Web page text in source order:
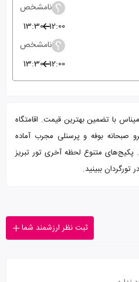
نامشخص
12:00
13:30
نامشخص
12:00
13:30
با تضمین بهترین قیمت. اقامتگاه
با سرو صبحانه بوفه و پرسنلی مجرب آماده
پکیج‌های متنوع لحظه آخری تور تبریز
تورگردان ببینید.
ثبت نظر ارزشمند شما